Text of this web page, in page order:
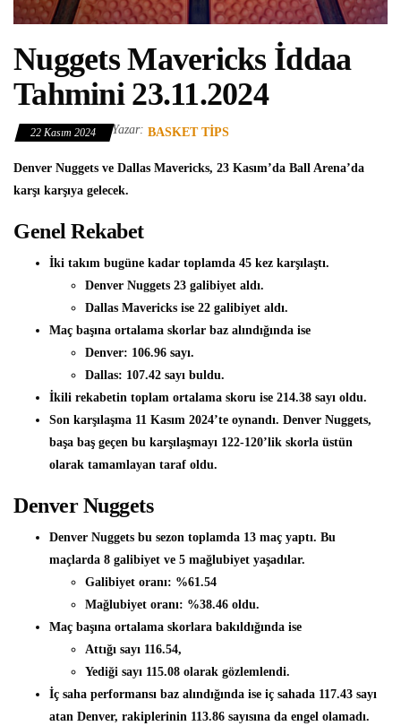
Nuggets Mavericks İddaa
Tahmini 23.11.2024
22 Kasım 2024 Yazar: BASKET TIPS
Denver Nuggets ve Dallas Mavericks, 23 Kasım’da Ball Arena’da
karşı karşıya gelecek.
Genel Rekabet
İki takım bugüne kadar toplamda 45 kez karşılaştı.
Denver Nuggets 23 galibiyet aldı.
Dallas Mavericks ise 22 galibiyet aldı.
Maç başına ortalama skorlar baz alındığında ise
Denver: 106.96 sayı.
Dallas: 107.42 sayı buldu.
İkili rekabetin toplam ortalama skoru ise 214.38 sayı oldu.
Son karşılaşma 11 Kasım 2024’te oynandı. Denver Nuggets,
başa baş geçen bu karşılaşmayı 122-120’lik skorla üstün
olarak tamamlayan taraf oldu.
Denver Nuggets
Denver Nuggets bu sezon toplamda 13 maç yaptı. Bu
maçlarda 8 galibiyet ve 5 mağlubiyet yaşadılar.
Galibiyet oranı: %61.54
Mağlubiyet oranı: %38.46 oldu.
Maç başına ortalama skorlara bakıldığında ise
Attığı sayı 116.54,
Yediği sayı 115.08 olarak gözlemlendi.
İç saha performansı baz alındığında ise iç sahada 117.43 sayı
atan Denver, rakiplerinin 113.86 sayısına da engel olamadı.